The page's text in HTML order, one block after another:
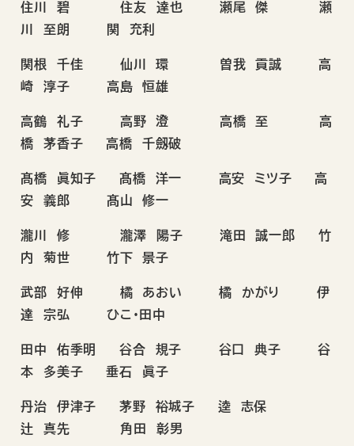
住川 碧 住友 達也 瀬尾 傑 瀬
川 至朗 関 充利
関根 千佳 仙川 環 曽我 貢誠 高
崎 淳子 高島 恒雄
高鶴 礼子 高野 澄 高橋 至 高
橋 茅香子 高橋 千劔破
髙橋 眞知子 髙橋 洋一 高安 ミツ子 高
安 義郎 髙山 修一
瀧川 修 瀧澤 陽子 滝田 誠一郎 竹
内 菊世 竹下 景子
武部 好伸 橘 あおい 橘 かがり 伊
達 宗弘 ひこ・田中
田中 佑季明 谷合 規子 谷口 典子 谷
本 多美子 垂石 眞子
丹治 伊津子 茅野 裕城子 逵 志保
辻 真先 角田 彰男